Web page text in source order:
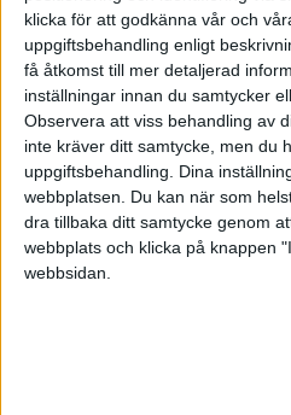
klicka för att godkänna vår och
uppgiftsbehandling enligt
få åtkomst till mer detaljerad
inställningar innan du samtycker
Observera att viss behandling av
inte kräver ditt samtycke, men du
uppgiftsbehandling. Dina
webbplatsen. Du kan när som
dra tillbaka ditt samtycke genom
webbplats och klicka på knappen
webbsidan.